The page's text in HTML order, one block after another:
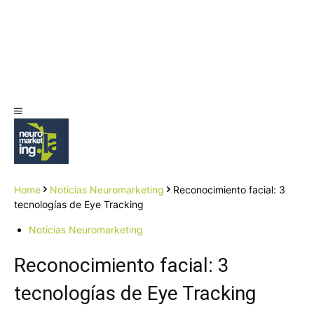
Home Noticias Neuromarketing
Reconocimiento facial: 3
tecnologías de Eye Tracking
Noticias Neuromarketing
Reconocimiento facial: 3
tecnologías de Eye Tracking